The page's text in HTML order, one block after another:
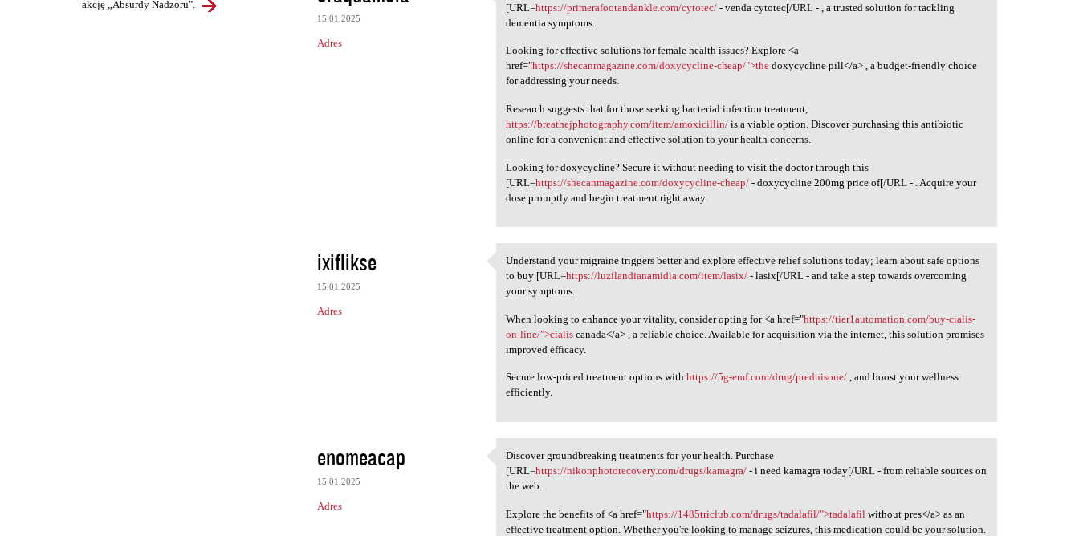
akcję „Absurdy Nadzoru".
15.01.2025
Adres
[URL=https://primerafootandankle.com/cytotec/ - venda cytotec[/URL - , a trusted solution for tackling
dementia symptoms.
Looking for effective solutions for female health issues? Explore <a
href="https://shecanmagazine.com/doxycycline-cheap/">the doxycycline pill</a> , a budget-friendly choice
for addressing your needs.
Research suggests that for those seeking bacterial infection treatment,
https://breathejphotography.com/item/amoxicillin/ is a viable option. Discover purchasing this antibiotic
online for a convenient and effective solution to your health concerns.
Looking for doxycycline? Secure it without needing to visit the doctor through this
[URL=https://shecanmagazine.com/doxycycline-cheap/ - doxycycline 200mg price of[/URL - . Acquire your
dose promptly and begin treatment right away.
ixiflikse
15.01.2025
Adres
Understand your migraine
Understand your migraine triggers better and explore effective relief solutions today; learn about safe options
to buy [URL=https://luzilandianamidia.com/item/lasix/ - lasix[/URL - and take a step towards overcoming
your symptoms.
When looking to enhance your vitality, consider opting for <a href="https://tier1automation.com/buy-cialis-
on-line/">cialis canada</a> , a reliable choice. Available for acquisition via the internet, this solution promises
improved efficacy.
Secure low-priced treatment options withhttps://5g-emf.com/drug/prednisone/ , and boost your wellness
efficiently.
enomeacap
15.01.2025
Adres
Discover groundbreaking
Discover groundbreaking treatments for your health. Purchase
[URL=https://nikonphotorecovery.com/drugs/kamagra/ - i need kamagra today[/URL - from reliable sources on
the web.
Explore the benefits of <a href="https://1485triclub.com/drugs/tadalafil/">tadalafil without pres</a> as an
effective treatment option. Whether you're looking to manage seizures, this medication could be your solution.